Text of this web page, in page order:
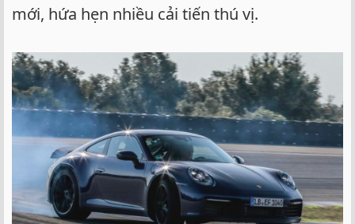
mới, hứa hẹn nhiều cải tiến thú vị.